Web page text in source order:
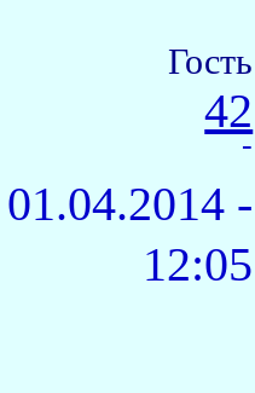
Гость
42
-
01.04.2014 -
12:05